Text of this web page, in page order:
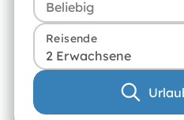
Reisende
2 Erwachsene